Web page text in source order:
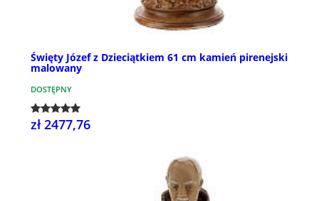
Święty Józef z Dzieciątkiem 61 cm kamień pirenejski
malowany
DOSTĘPNY
zł 2477,76